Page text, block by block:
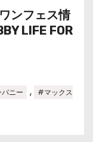
ンフェス情
LIFE FOR
ニー ,
#マックス